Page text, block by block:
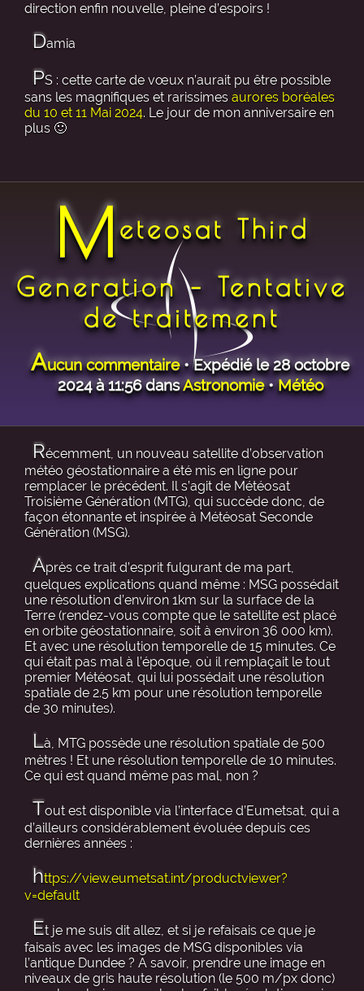
direction enfin nouvelle, pleine d’espoirs !
Damia
PS : cette carte de vœux n’aurait pu être possible
sans les magnifiques et rarissimes aurores boréales
du 10 et 11 Mai 2024. Le jour de mon anniversaire en
plus 🙂
Meteosat Third
Generation – Tentative
de traitement
Aucun commentaire• Expédié le 28 octobre
2024 à 11:56 dansAstronomie•Météo
Récemment, un nouveau satellite d’observation
météo géostationnaire a été mis en ligne pour
remplacer le précédent. Il s’agit de Météosat
Troisième Génération (MTG), qui succède donc, de
façon étonnante et inspirée à Météosat Seconde
Génération (MSG).
Après ce trait d’esprit fulgurant de ma part,
quelques explications quand même : MSG possédait
une résolution d’environ 1km sur la surface de la
Terre (rendez-vous compte que le satellite est placé
en orbite géostationnaire, soit à environ 36 000 km).
Et avec une résolution temporelle de 15 minutes. Ce
qui était pas mal à l’époque, où il remplaçait le tout
premier Météosat, qui lui possédait une résolution
spatiale de 2.5 km pour une résolution temporelle
de 30 minutes).
Là, MTG possède une résolution spatiale de 500
mètres ! Et une résolution temporelle de 10 minutes.
Ce qui est quand même pas mal, non ?
Tout est disponible via l’interface d’Eumetsat, qui a
d’ailleurs considérablement évoluée depuis ces
dernières années :
https://view.eumetsat.int/productviewer?
v=default
Et je me suis dit allez, et si je refaisais ce que je
faisais avec les images de MSG disponibles via
l’antique Dundee ? A savoir, prendre une image en
niveaux de gris haute résolution (le 500 m/px donc)